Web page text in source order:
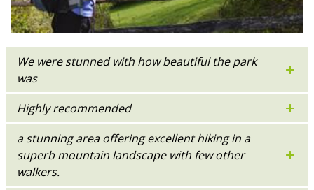
We were stunned with how beautiful the park
was
Highly recommended
a stunning area offering excellent hiking in a
superb mountain landscape with few other
walkers.